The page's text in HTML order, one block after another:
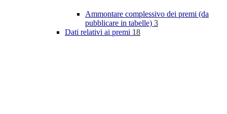
Ammontare complessivo dei premi (da
pubblicare in tabelle) 3
Dati relativi ai premi 18